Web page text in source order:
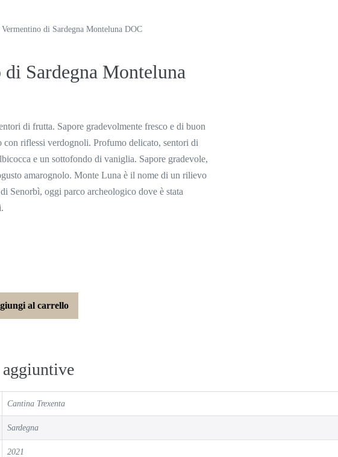
di Sardegna Monteluna DOC
Sardegna Monteluna
di frutta. Sapore gradevolmente fresco e di buon
riflessi verdognoli. Profumo delicato, sentori di
e un sottofondo di vaniglia. Sapore gradevole,
amarognolo. Monte Luna è il nome di un rilievo
Senorbì, oggi parco archeologico dove è stata
al carrello
Cantina Trexenta
Sardegna
2021